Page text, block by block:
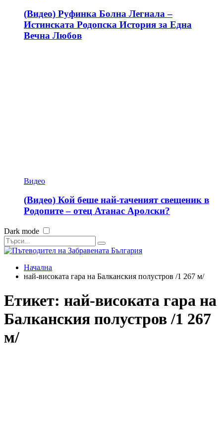
(Видео) Руфинка Болна Легнала –
Истинската Родопска История за Една
Вечна Любов
Видео
(Видео) Кой беше най-таченият свещеник в
Родопите – отец Атанас Аролски?
Dark mode
Начална
най-високата гара на Балканския полустров /1 267 м/
Етикет: най-високата гара на
Балканския полустров /1 267
м/